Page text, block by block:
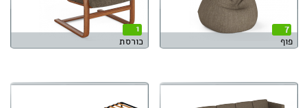
7
פוף
1
כורסת